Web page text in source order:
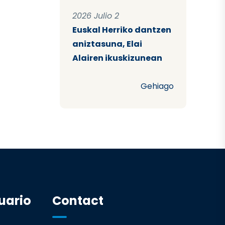
2026 Julio 2
Euskal Herriko dantzen
aniztasuna, Elai
Alairen ikuskizunean
Gehiago
Contact